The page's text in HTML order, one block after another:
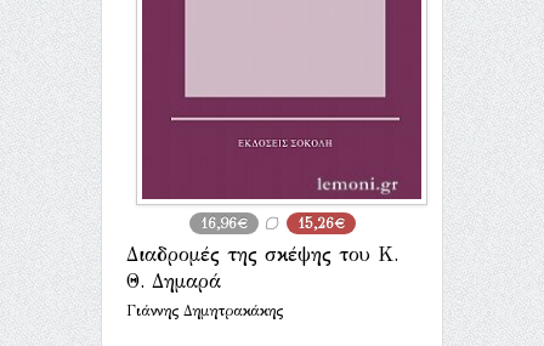
16,96€ 15,26€
Διαδρομές της σκέψης του Κ.
Θ. Δημαρά
Γιάννης Δημητρακάκης